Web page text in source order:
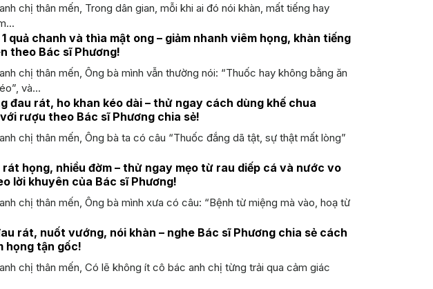
chị thân mến, Trong dân gian, mỗi khi ai đó nói khàn, mất tiếng hay
quả chanh và thìa mật ong – giảm nhanh viêm họng, khàn tiếng
theo Bác sĩ Phương!
chị thân mến, Ông bà mình vẫn thường nói: “Thuốc hay không bằng ăn
và...
đau rát, ho khan kéo dài – thử ngay cách dùng khế chua
rượu theo Bác sĩ Phương chia sẻ!
chị thân mến, Ông bà ta có câu “Thuốc đắng dã tật, sự thật mất lòng”
rát họng, nhiều đờm – thử ngay mẹo từ rau diếp cá và nước vo
lời khuyên của Bác sĩ Phương!
chị thân mến, Ông bà mình xưa có câu: “Bệnh từ miệng mà vào, hoạ từ
rát, nuốt vướng, nói khàn – nghe Bác sĩ Phương chia sẻ cách
họng tận gốc!
chị thân mến, Có lẽ không ít cô bác anh chị từng trải qua cảm giác